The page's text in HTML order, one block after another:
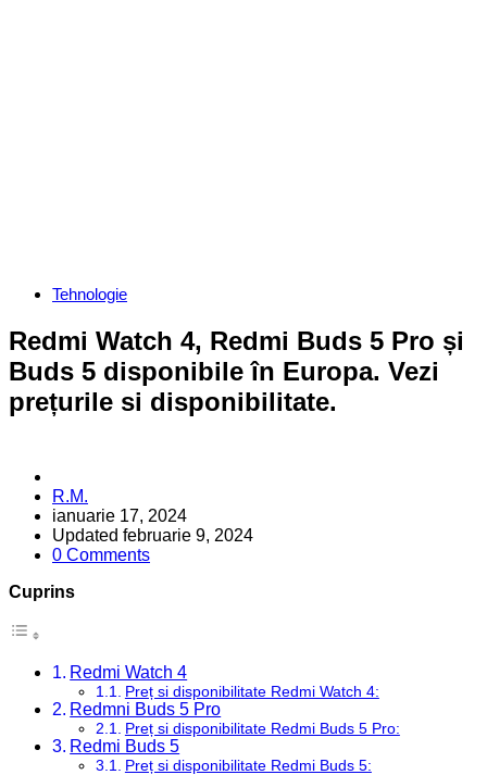
Categories
Tehnologie
Redmi Watch 4, Redmi Buds 5 Pro și
Buds 5 disponibile în Europa. Vezi
prețurile si disponibilitate.
Posted
by
R.M.
ianuarie 17, 2024
Updated februarie 9, 2024
0 Comments
Cuprins
Redmi Watch 4
Preț si disponibilitate Redmi Watch 4:
Redmni Buds 5 Pro
Preț si disponibilitate Redmi Buds 5 Pro:
Redmi Buds 5
Preț si disponibilitate Redmi Buds 5: